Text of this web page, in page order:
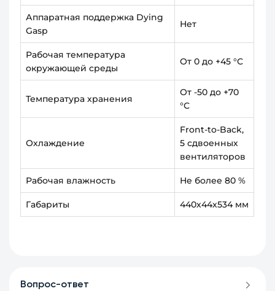
Аппаратная поддержка Dying
Gasp
Нет
Рабочая температура
окружающей среды
От 0 до +45 °С
Температура хранения
От -50 до +70
°С
Охлаждение
Front-to-Back,
5 сдвоенных
вентиляторов
Рабочая влажность Не более 80 %
Габариты 440х44х534 мм
Вопрос-ответ